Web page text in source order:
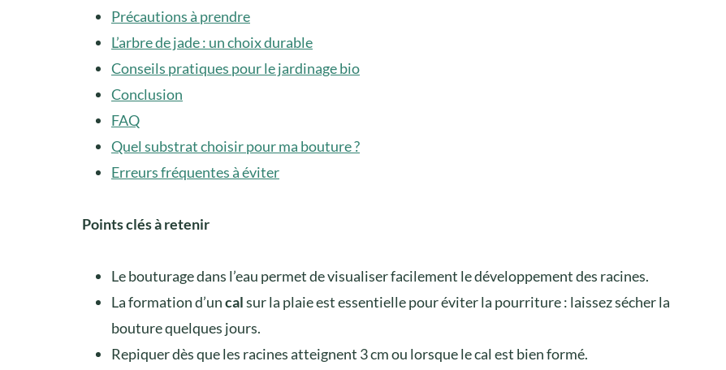
Précautions à prendre
L’arbre de jade : un choix durable
Conseils pratiques pour le jardinage bio
Conclusion
FAQ
Quel substrat choisir pour ma bouture ?
Erreurs fréquentes à éviter
Points clés à retenir
Le bouturage dans l’eau permet de visualiser facilement le développement des racines.
La formation d’uncalsur la plaie est essentielle pour éviter la pourriture : laissez sécher la
bouture quelques jours.
Repiquer dès que les racines atteignent 3 cm ou lorsque le cal est bien formé.